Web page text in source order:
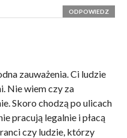
ODPOWIEDZ
zauważenia. Ci ludzie
Nie wiem czy za
Skoro chodzą po ulicach
pracują legalnie i płacą
czy ludzie, którzy